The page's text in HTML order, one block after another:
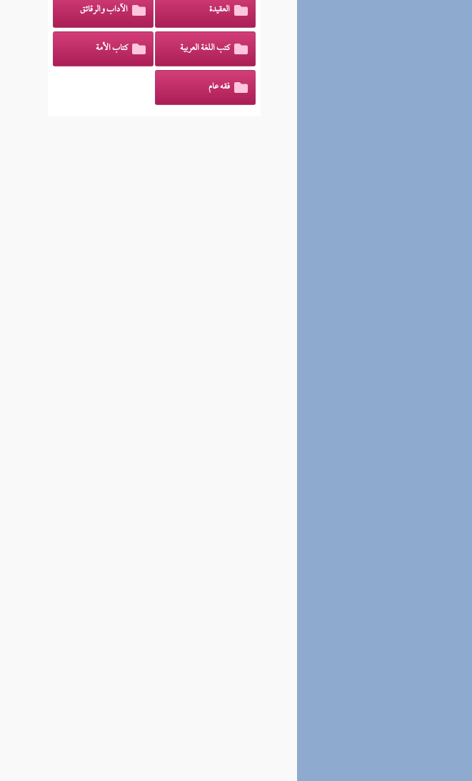
العقيدة الآداب والرقائق
كتب اللغة العربية كتاب الأمة
فقه عام